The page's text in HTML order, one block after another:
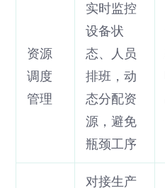
资源
调度
管理
实时监控
设备状
态、人员
排班，动
态分配资
源，避免
瓶颈工序
对接生产